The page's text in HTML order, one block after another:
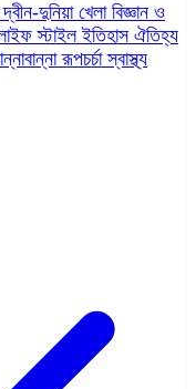
দ্বীন-দুনিয়া খেলা বিজ্ঞান ও
স্টাইলইতিহাস ঐতিহ্য
রূপচর্চাস্বাস্থ্য